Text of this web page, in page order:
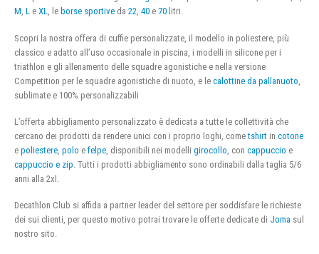
M, L e XL, le borse sportive da 22, 40 e 70 litri.
Scopri la nostra offera di cuffie personalizzate, il modello in poliestere, più
classico e adatto all’uso occasionale in piscina, i modelli in silicone per i
triathlon e gli allenamento delle squadre agonistiche e nella versione
Competition per le squadre agonistiche di nuoto, e le calottine da pallanuoto
sublimate e 100% personalizzabili
L’offerta abbigliamento personalizzato è dedicata a tutte le collettività che
cercano dei prodotti da rendere unici con i proprio loghi, cometshirt in cotone
e poliestere polo e felpe , disponibili nei modelli girocollo , con cappuccio e
cappuccio e zip . Tutti i prodotti abbigliamento sono ordinabili dalla taglia 5/6
anni alla 2xl.
Decathlon Club si affida a partner leader del settore per soddisfare le richieste
dei sui clienti, per questo motivo potrai trovare le offerte dedicate di Joma sul
nostro sito.